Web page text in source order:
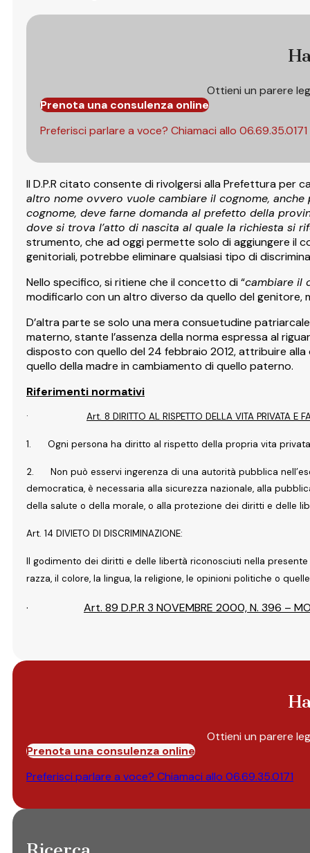
Ottieni un parere
Prenota una consulenza online
Preferisci parlare a voce? Chiamaci allo 06.69.35.0171
Il D.P.R citato consente di rivolgersi alla Prefettura per
altro nome ovvero vuole cambiare il cognome,
cognome, deve farne domanda al prefetto della
dove si trova l’atto di nascita al quale la richiesta si
strumento, che ad oggi permette solo di aggiungere il
genitoriali, potrebbe eliminare qualsiasi tipo di
Nello specifico, si ritiene che il concetto di “cambiare il
modificarlo con un altro diverso da quello del genitore,
D’altra parte se solo una mera consuetudine
materno, stante l’assenza della norma espressa al
disposto con quello del 24 febbraio 2012, attribuire alla
quello della madre in cambiamento di quello paterno.
Riferimenti normativi
· Art. 8 DIRITTO AL RISPETTO DELLA VITA PRIVATA E
1. Ogni persona ha diritto al rispetto della propria vita
2. Non può esservi ingerenza di una autorità pubblica
democratica, è necessaria alla sicurezza nazionale, alla
della salute o della morale, o alla protezione dei diritti e delle
Art. 14 DIVIETO DI DISCRIMINAZIONE:
Il godimento dei diritti e delle libertà riconosciuti nella
razza, il colore, la lingua, la religione, le opinioni politiche o
· Art. 89 D.P.R 3 NOVEMBRE 2000, N. 396 –
Ottieni un parere
Prenota una consulenza online
Preferisci parlare a voce? Chiamaci allo 06.69.35.0171